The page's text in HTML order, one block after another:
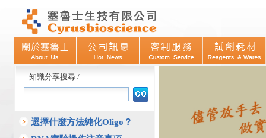
知識分享搜尋 /
選擇什麼方法純化Oligo？